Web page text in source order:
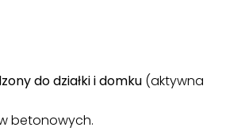
do działki i domku (aktywna
betonowych.